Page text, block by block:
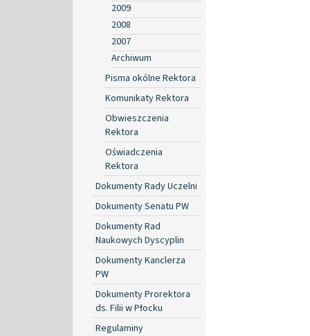
2009
2008
2007
Archiwum
Pisma okólne Rektora
Komunikaty Rektora
Obwieszczenia
Rektora
Oświadczenia
Rektora
Dokumenty Rady Uczelni
Dokumenty Senatu PW
Dokumenty Rad
Naukowych Dyscyplin
Dokumenty Kanclerza
PW
Dokumenty Prorektora
ds. Filii w Płocku
Regulaminy